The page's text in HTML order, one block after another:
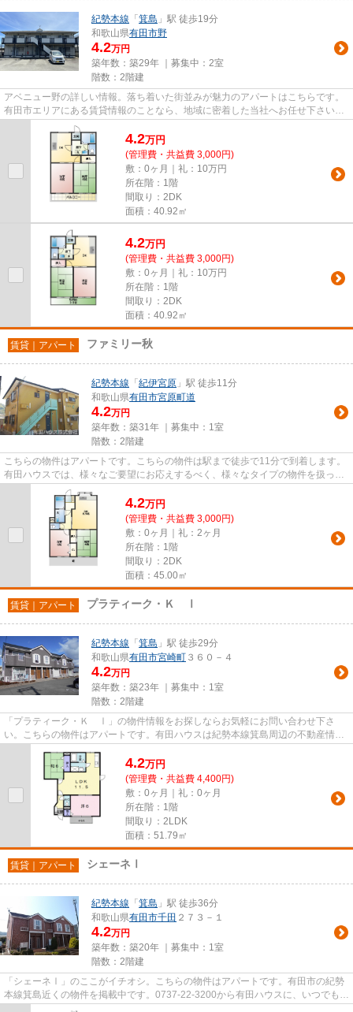
紀勢本線 「 箕島 」駅 徒歩19分
和歌山県有田市野
4.2万円
築年数：築29年 ｜募集中： 2室
階数：2階建
アベニュー野の詳しい情報。落ち着いた街並みが魅力のアパートはこちらです。
有田市エリアにある賃貸情報のことなら、地域に密着した当社へお任せ下さい。
当社は、多種多様な賃貸情報...
4.2万円
(管理費・共益費 3,000円)
敷：0ヶ月｜礼：10万円
所在階：1階
間取り：2DK
面積：40.92㎡
4.2万円
(管理費・共益費 3,000円)
敷：0ヶ月｜礼：10万円
所在階：1階
間取り：2DK
面積：40.92㎡
賃貸｜アパート ファミリー秋
紀勢本線 「 紀伊宮原 」駅 徒歩11分
和歌山県有田市宮原町道
4.2万円
築年数：築31年 ｜募集中： 1室
階数：2階建
こちらの物件はアパートです。こちらの物件は駅まで徒歩で11分で到着します。
有田ハウスでは、様々なご要望にお応えするべく、様々なタイプの物件を扱って
おります。どうぞお気軽にご...
4.2万円
(管理費・共益費 3,000円)
敷：0ヶ月｜礼：2ヶ月
所在階：1階
間取り：2DK
面積：45.00㎡
賃貸｜アパート プラティーク・Ｋ Ⅰ
紀勢本線 「 箕島 」駅 徒歩29分
和歌山県有田市宮崎町 ３６０－４
4.2万円
築年数：築23年 ｜募集中： 1室
階数：2階建
「プラティーク・Ｋ Ⅰ」の物件情報をお探しならお気軽にお問い合わせ下さ
い。こちらの物件はアパートです。有田ハウスは紀勢本線箕島周辺の不動産情報
4.2万円
(管理費・共益費 4,400円)
敷：0ヶ月｜礼：0ヶ月
所在階：1階
間取り：2LDK
面積：51.79㎡
賃貸｜アパート シェーネⅠ
紀勢本線 「 箕島 」駅 徒歩36分
和歌山県有田市千田 ２７３－１
4.2万円
築年数：築20年 ｜募集中： 1室
階数：2階建
「シェーネⅠ」のここがイチオシ。こちらの物件はアパートです。有田市の紀勢
本線箕島近くの物件を掲載中です。0737-22-3200から有田ハウスに、いつでもご